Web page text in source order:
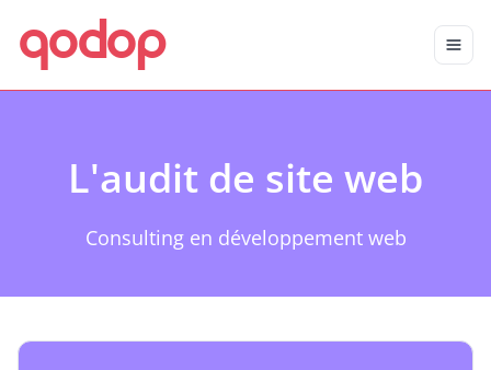
Aller au contenu principal
Aller au menu
qodop
L'audit de site web
Consulting en développement web